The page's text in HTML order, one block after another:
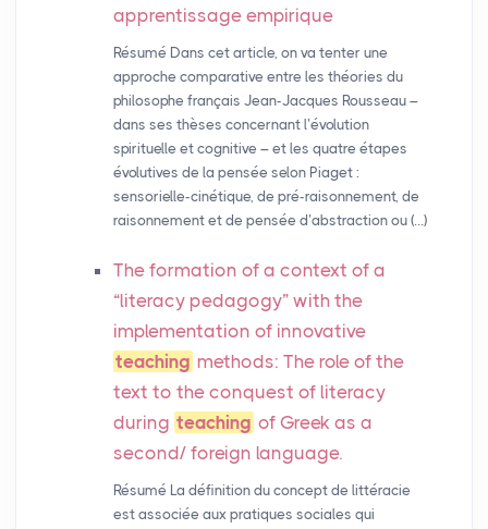
apprentissage empirique
Résumé Dans cet article, on va tenter une
approche comparative entre les théories du
philosophe français Jean-Jacques Rousseau –
dans ses thèses concernant l’évolution
spirituelle et cognitive – et les quatre étapes
évolutives de la pensée selon Piaget :
sensorielle-cinétique, de pré-raisonnement, de
raisonnement et de pensée d’abstraction ou (…)
The formation of a context of a
“literacy pedagogy” with the
implementation of innovative
teaching methods: The role of the
text to the conquest of literacy
during teaching of Greek as a
second/ foreign language.
Résumé La définition du concept de littéracie
est associée aux pratiques sociales qui